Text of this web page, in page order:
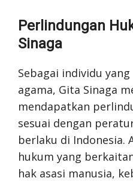
Perlindungan
Sinaga
Sebagai individu
agama, Gita Sinaga
mendapatkan
sesuai dengan
berlaku di Indonesia.
hukum yang
hak asasi manusia,